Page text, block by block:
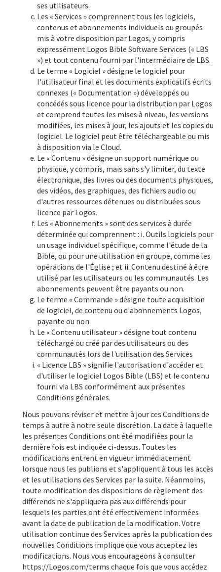
ses utilisateurs.
Les « Services » comprennent tous les logiciels,
contenus et abonnements individuels ou groupés
mis à votre disposition par Logos, y compris
expressément Logos Bible Software Services (« LBS
») et tout contenu fourni par l'intermédiaire de LBS.
Le terme « Logiciel » désigne le logiciel pour
l'utilisateur final et les documents explicatifs écrits
connexes (« Documentation ») développés ou
concédés sous licence pour la distribution par Logos
et comprend toutes les mises à niveau, les versions
modifiées, les mises à jour, les ajouts et les copies du
logiciel. Le logiciel peut être téléchargeable ou mis
à disposition via le Cloud.
Le « Contenu » désigne un support numérique ou
physique, y compris, mais sans s'y limiter, du texte
électronique, des livres ou des documents physiques,
des vidéos, des graphiques, des fichiers audio ou
d'autres ressources détenues ou distribuées sous
licence par Logos.
Les « Abonnements » sont des services à durée
déterminée qui comprennent : i. Outils logiciels pour
un usage individuel spécifique, comme l'étude de la
Bible, ou pour une utilisation en groupe, comme les
opérations de l'Église ; et ii. Contenu destiné à être
utilisé par les utilisateurs ou les communautés. Les
abonnements peuvent être payants ou non.
Le terme « Commande » désigne toute acquisition
de logiciel, de contenu ou d'abonnements Logos,
payante ou non.
Le « Contenu utilisateur » désigne tout contenu
téléchargé ou créé par des utilisateurs ou des
communautés lors de l'utilisation des Services
« Licence LBS » signifie l'autorisation d'accéder et
d'utiliser le logiciel Logos Bible (LBS) et le contenu
fourni via LBS conformément aux présentes
Conditions générales.
Nous pouvons réviser et mettre à jour ces Conditions de
temps à autre à notre seule discrétion. La date à laquelle
les présentes Conditions ont été modifiées pour la
dernière fois est indiquée ci-dessus. Toutes les
modifications entrent en vigueur immédiatement
lorsque nous les publions et s'appliquent à tous les accès
et les utilisations des Services par la suite. Néanmoins,
toute modification des dispositions de règlement des
différends ne s'appliquera pas aux différends pour
lesquels les parties ont été effectivement informées
avant la date de publication de la modification. Votre
utilisation continue des Services après la publication des
nouvelles Conditions implique que vous acceptez les
modifications. Nous vous encourageons à consulter
https://Logos.com/terms chaque fois que vous accédez